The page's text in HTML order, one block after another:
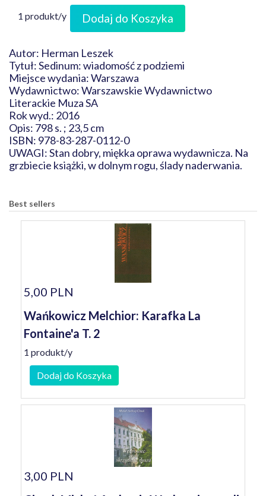
1 produkt/y Dodaj do Koszyka
Autor: Herman Leszek
Tytuł: Sedinum: wiadomość z podziemi
Miejsce wydania: Warszawa
Wydawnictwo: Warszawskie Wydawnictwo
Literackie Muza SA
Rok wyd.: 2016
Opis: 798 s. ; 23,5 cm
ISBN: 978-83-287-0112-0
UWAGI: Stan dobry, miękka oprawa wydawnicza. Na
grzbiecie książki, w dolnym rogu, ślady naderwania.
Best sellers
5,00 PLN
Wańkowicz Melchior: Karafka La
Fontaine'a T. 2
1 produkt/y
Dodaj do Koszyka
3,00 PLN